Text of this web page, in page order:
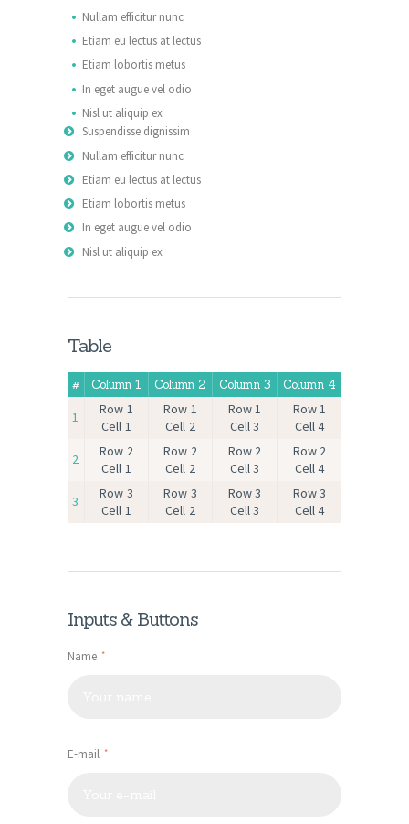
Nullam efficitur nunc
Etiam eu lectus at lectus
Etiam lobortis metus
In eget augue vel odio
Nisl ut aliquip ex
Suspendisse dignissim
Nullam efficitur nunc
Etiam eu lectus at lectus
Etiam lobortis metus
In eget augue vel odio
Nisl ut aliquip ex
Table
# Column 1 Column 2 Column 3 Column 4
1
Row 1
Cell 1
Row 1
Cell 2
Row 1
Cell 3
Row 1
Cell 4
2
Row 2
Cell 1
Row 2
Cell 2
Row 2
Cell 3
Row 2
Cell 4
3
Row 3
Cell 1
Row 3
Cell 2
Row 3
Cell 3
Row 3
Cell 4
Inputs & Buttons
Name
E-mail